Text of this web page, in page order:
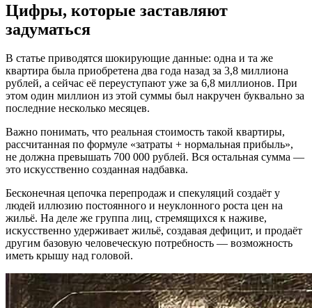
Цифры, которые заставляют
задуматься
В статье приводятся шокирующие данные: одна и та же
квартира была приобретена два года назад за 3,8 миллиона
рублей, а сейчас её переуступают уже за 6,8 миллионов. При
этом один миллион из этой суммы был накручен буквально за
последние несколько месяцев.
Важно понимать, что реальная стоимость такой квартиры,
рассчитанная по формуле «затраты + нормальная прибыль»,
не должна превышать 700 000 рублей. Вся остальная сумма —
это искусственно созданная надбавка.
Бесконечная цепочка перепродаж и спекуляций создаёт у
людей иллюзию постоянного и неуклонного роста цен на
жильё. На деле же группа лиц, стремящихся к наживе,
искусственно удерживает жильё, создавая дефицит, и продаёт
другим базовую человеческую потребность — возможность
иметь крышу над головой.